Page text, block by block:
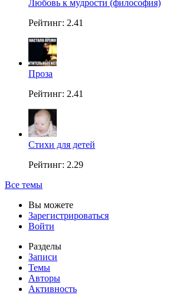
Любовь к мудрости (философия)
Рейтинг: 2.41
Проза
Рейтинг: 2.41
Стихи для детей
Рейтинг: 2.29
Все темы
Вы можете
Зарегистрироваться
Войти
Разделы
Записи
Темы
Авторы
Активность